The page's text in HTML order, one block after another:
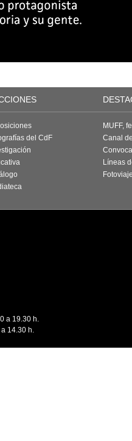
del CdF
MUFF,
Canal
Líneas
a 19.30 h.
14.30 h.